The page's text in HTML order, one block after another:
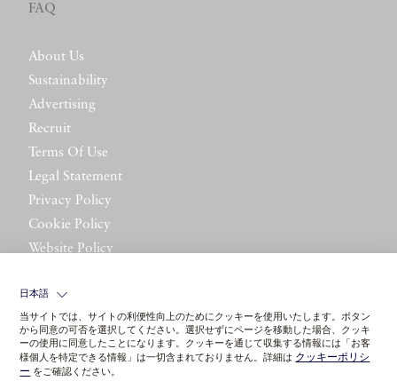
FAQ
About Us
Sustainability
Advertising
Recruit
Terms Of Use
Legal Statement
Privacy Policy
Cookie Policy
Website Policy
日本語
当サイトでは、サイトの利便性向上のためにクッキーを使用いたします。ボタン
から同意の可否を選択してください。選択せずにページを移動した場合、クッキ
ーの使用に同意したことになります。クッキーを通じて収集する情報には「お客
様個人を特定できる情報」は一切含まれておりません。詳細は クッキーポリシ
ー をご確認ください。